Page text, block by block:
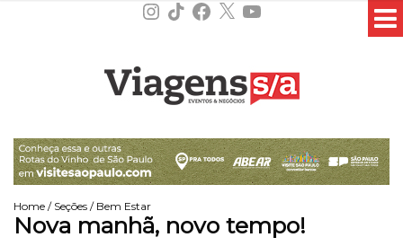
Instagram
TikTokFacebook
X YouTube
Home / Seções / Bem Estar
Nova manhã, novo tempo!